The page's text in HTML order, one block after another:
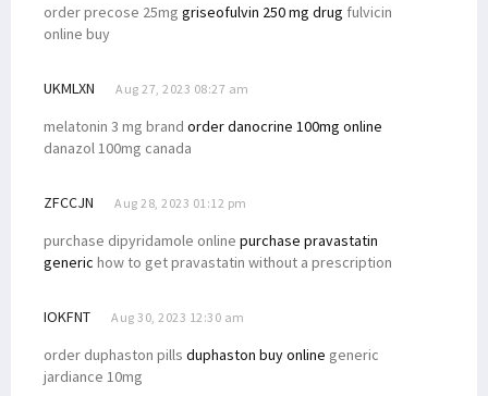
order precose 25mg griseofulvin 250 mg drug fulvicin
online buy
UKMLXN Aug 27, 2023 08:27 am
melatonin 3 mg brand order danocrine 100mg online
danazol 100mg canada
ZFCCJN Aug 28, 2023 01:12 pm
purchase dipyridamole online purchase pravastatin
generic how to get pravastatin without a prescription
IOKFNT Aug 30, 2023 12:30 am
order duphaston pills duphaston buy online generic
jardiance 10mg